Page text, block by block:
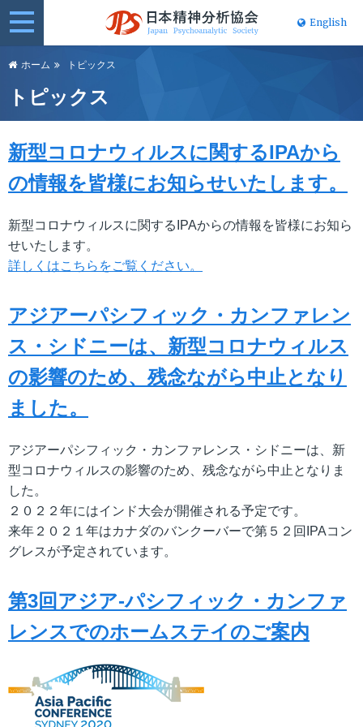
日本精神分
English
ホーム トピックス
トピックス
新型コロナウィルスに関するIPAから
の情報を皆様にお知らせいたします。
新型コロナウィルスに関するIPAからの情報を皆様にお知ら
せいたします。
詳しくはこちらをご覧ください。
アジアーパシフィック・カンファレン
ス・シドニーは、新型コロナウィルス
の影響のため、残念ながら中止となり
ました。
アジアーパシフィック・カンファレンス・シドニーは、新
型コロナウィルスの影響のため、残念ながら中止となりま
した。
２０２２年にはインド大会が開催される予定です。
来年２０２１年はカナダのバンクーバーで第５２回IPAコン
グレスが予定されています。
第3回アジア-パシフィック・カンファ
レンスでのホームステイのご案内